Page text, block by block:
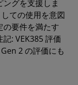
グを支援しま
ての使用を意図
の要件を満たす
: VEK385 評価
2 の評価にも